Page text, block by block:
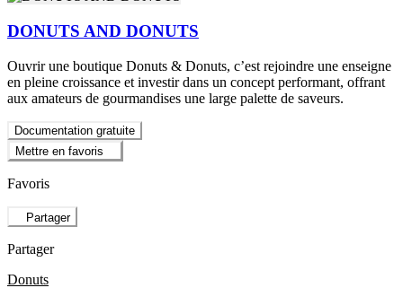
DONUTS AND DONUTS
Ouvrir une boutique Donuts & Donuts, c’est rejoindre une enseigne
en pleine croissance et investir dans un concept performant, offrant
aux amateurs de gourmandises une large palette de saveurs.
Documentation gratuite
Mettre en favoris
Favoris
Partager
Partager
Donuts